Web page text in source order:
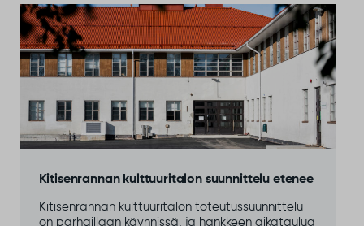
29
July
Vedenjakelussa katkos kirkonkylän
keskustan alueella tiistaina 4.8.
Sodankylän kirkonkylän keskustan alueella
talousveden jakelu keskeytyy tiistaina 4.8.2026 klo
13–16 vesijohtoverkoston saneerauksen vuoksi.